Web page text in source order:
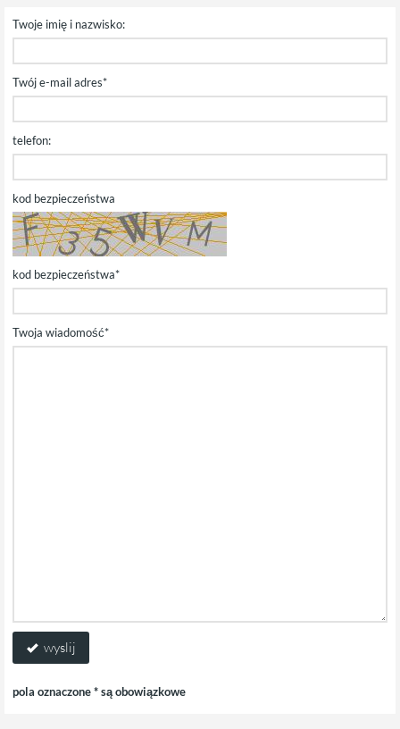
Twoje imię i nazwisko:
Twój e-mail adres*
telefon:
kod bezpieczeństwa
kod bezpieczeństwa*
Twoja wiadomość*
wyslij
pola oznaczone * są obowiązkowe